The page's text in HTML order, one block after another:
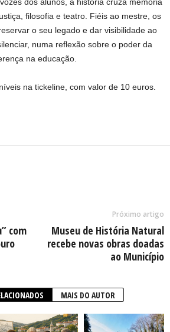
dos alunos, a história cruza memória
filosofia e teatro. Fiéis ao mestre, os
o seu legado e dar visibilidade ao
numa reflexão sobre o poder da
na educação.
na tickeline, com valor de 10 euros.
com
Próximo artigo
Museu de História Natural
recebe novas obras doadas
ao Município
MAIS DO AUTOR